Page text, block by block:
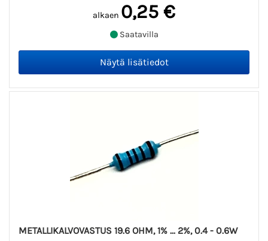
alkaen 0,25 €
Saatavilla
METALLIKALVOVASTUS 19.6 OHM, 1% ... 2%, 0.4 - 0.6W